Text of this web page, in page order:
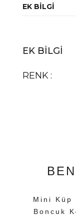
EK BILGI
EK BILGI
RENK
Mini Küp
Boncuk